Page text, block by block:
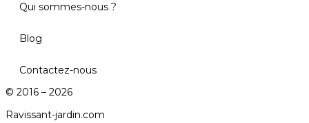
Qui sommes-nous ?
Blog
Contactez-nous
© 2016 – 2026
Ravissant-jardin.com